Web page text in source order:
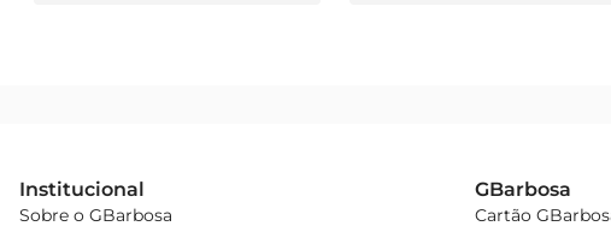
Institucional
Sobre o GBarbosa
GBarbosa
Cartão